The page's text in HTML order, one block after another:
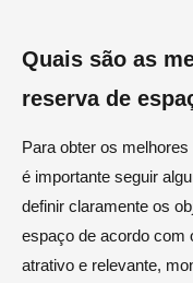
Quais são as
reserva de
Para obter os
é importante seguir
definir claramente os
espaço de acordo com
atrativo e relevante,